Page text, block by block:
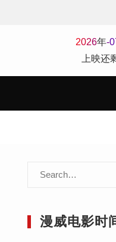
2026年-
上映还
Search
漫威电影时